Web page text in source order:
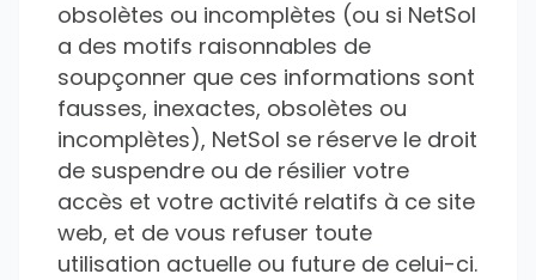
obsolètes ou incomplètes (ou si NetSol
a des motifs raisonnables de
soupçonner que ces informations sont
fausses, inexactes, obsolètes ou
incomplètes), NetSol se réserve le droit
de suspendre ou de résilier votre
accès et votre activité relatifs à ce site
web, et de vous refuser toute
utilisation actuelle ou future de celui-ci.